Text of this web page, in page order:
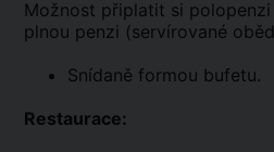
Možnost připlatit si
plnou penzi (servírované
Snídaně formou bufetu.
Restaurace: